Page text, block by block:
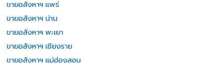
ขายอสังหาฯ แพร่
ขายอสังหาฯ น่าน
ขายอสังหาฯ พะเยา
ขายอสังหาฯ เชียงราย
ขายอสังหาฯ แม่ฮ่องสอน